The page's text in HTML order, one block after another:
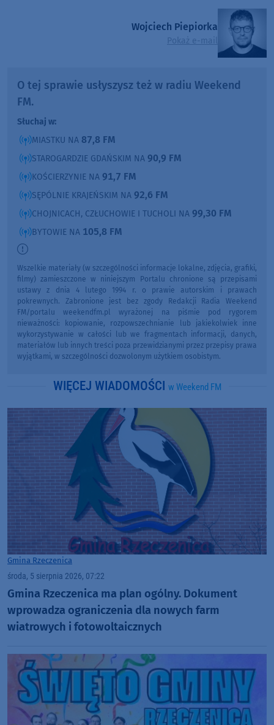
Wojciech Piepiorka
Pokaż e-mail
O tej sprawie usłyszysz też w radiu Weekend
FM.
Słuchaj w:
MIASTKU NA 87,8 FM
STAROGARDZIE GDAŃSKIM NA 90,9 FM
KOŚCIERZYNIE NA 91,7 FM
SĘPÓLNIE KRAJEŃSKIM NA 92,6 FM
CHOJNICACH, CZŁUCHOWIE I TUCHOLI NA 99,30 FM
BYTOWIE NA 105,8 FM
Wszelkie materiały (w szczególności informacje lokalne, zdjęcia, grafiki,
filmy) zamieszczone w niniejszym Portalu chronione są przepisami
ustawy z dnia 4 lutego 1994 r. o prawie autorskim i prawach
pokrewnych. Zabronione jest bez zgody Redakcji Radia Weekend
FM/portalu weekendfm.pl wyrażonej na piśmie pod rygorem
nieważności: kopiowanie, rozpowszechnianie lub jakiekolwiek inne
wykorzystywanie w całości lub we fragmentach informacji, danych,
materiałów lub innych treści poza przewidzianymi przez przepisy prawa
wyjątkami, w szczególności dozwolonym użytkiem osobistym.
WIĘCEJ WIADOMOŚCI w Weekend FM
Gmina Rzeczenica
środa, 5 sierpnia 2026, 07:22
Gmina Rzeczenica ma plan ogólny. Dokument
wprowadza ograniczenia dla nowych farm
wiatrowych i fotowoltaicznych